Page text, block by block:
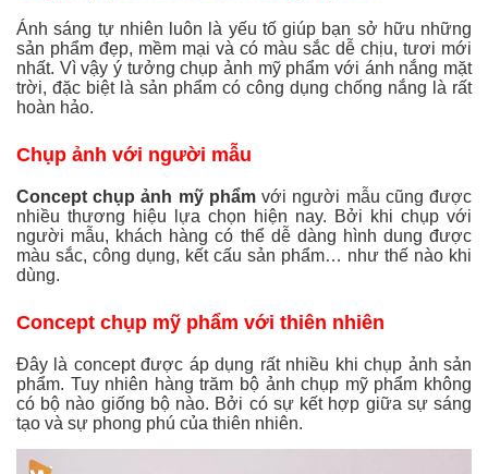
Ánh sáng tự nhiên luôn là yếu tố giúp bạn sở hữu những
sản phẩm đẹp, mềm mại và có màu sắc dễ chịu, tươi mới
nhất. Vì vậy ý tưởng chụp ảnh mỹ phẩm với ánh nắng mặt
trời, đặc biệt là sản phẩm có công dụng chống nắng là rất
hoàn hảo.
Chụp ảnh với người mẫu
Concept chụp ảnh mỹ phẩmvới người mẫu cũng được
nhiều thương hiệu lựa chọn hiện nay. Bởi khi chụp với
người mẫu, khách hàng có thể dễ dàng hình dung được
màu sắc, công dụng, kết cấu sản phẩm… như thế nào khi
dùng.
Concept chụp mỹ phẩm với thiên nhiên
Đây là concept được áp dụng rất nhiều khi chụp ảnh sản
phẩm. Tuy nhiên hàng trăm bộ ảnh chụp mỹ phẩm không
có bộ nào giống bộ nào. Bởi có sự kết hợp giữa sự sáng
tạo và sự phong phú của thiên nhiên.